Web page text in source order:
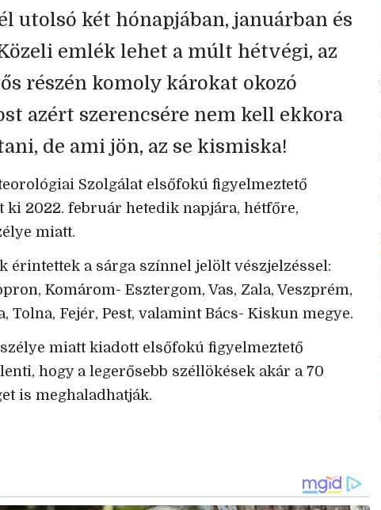
utolsó két hónapjában, januárban és
emlék lehet a múlt hétvégi, az
részén komoly károkat okozó
azért szerencsére nem kell ekkora
de ami jön, az se kismiska!
Szolgálat elsőfokú figyelmeztető
ki 2022. február hetedik napjára, hétfőre,
miatt.
érintettek a sárga színnel jelölt vészjelzéssel:
Komárom- Esztergom, Vas, Zala, Veszprém,
Tolna, Fejér, Pest, valamint Bács- Kiskun megye.
miatt kiadott elsőfokú figyelmeztető
hogy a legerősebb széllökések akár a 70
is meghaladhatják.